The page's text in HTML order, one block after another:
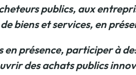
Vos kits de
Je vends
J'améliore
Vos formations
publics, aux
biens et services, en
en présence, participer à
des achats publics